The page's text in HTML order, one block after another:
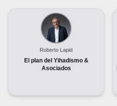
Roberto Lapid
El plan del Yihadismo &
Asociados